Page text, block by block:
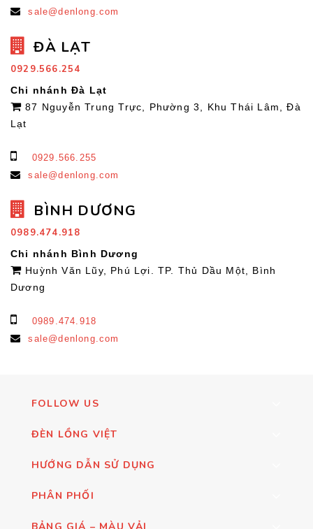
sale@denlong.com
ĐÀ LẠT
0929.566.254
Chi nhánh Đà Lạt
87 Nguyễn Trung Trực, Phường 3, Khu Thái Lâm, Đà
Lạt
0929.566.255
sale@denlong.com
BÌNH DƯƠNG
0989.474.918
Chi nhánh Bình Dương
Huỳnh Văn Lũy, Phú Lợi. TP. Thủ Dầu Một, Bình
Dương
0989.474.918
sale@denlong.com
FOLLOW US
ĐÈN LỒNG VIỆT
HƯỚNG DẪN SỬ DỤNG
PHÂN PHỐI